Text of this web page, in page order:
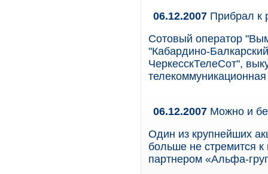
06.12.2007 Прибрал к
Сотовый оператор
"Кабардино-
ЧеркесскТелеСот",
06.12.2007 Можно и
Один из крупнейших
больше не стремится
партнером «Альфа-